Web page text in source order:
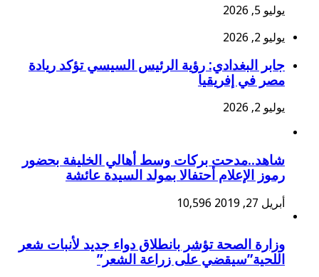
يوليو 5, 2026
يوليو 2, 2026
جابر البغدادي: رؤية الرئيس السيسي تؤكد ريادة
مصر في إفريقيا
يوليو 2, 2026
شاهد..مدحت بركات وسط أهالي الخليفة بحضور
رموز الإعلام أحتفالا بمولد السيدة عائشة
أبريل 27, 2019 10,596
وزارة الصحة تؤشر بانطلاق دواء جديد لأنبات شعر
اللحية”سيقضي على زراعة الشعر”